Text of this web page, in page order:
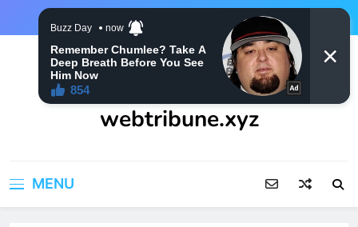
webtribune.xyz
MENU